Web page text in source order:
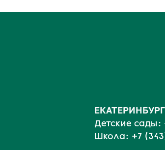
ЕКАТЕРИНБУРГ
Детские сады:
Школа: +7